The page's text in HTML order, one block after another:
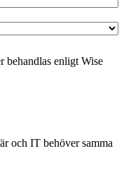
behandlas enligt Wise
och IT behöver samma